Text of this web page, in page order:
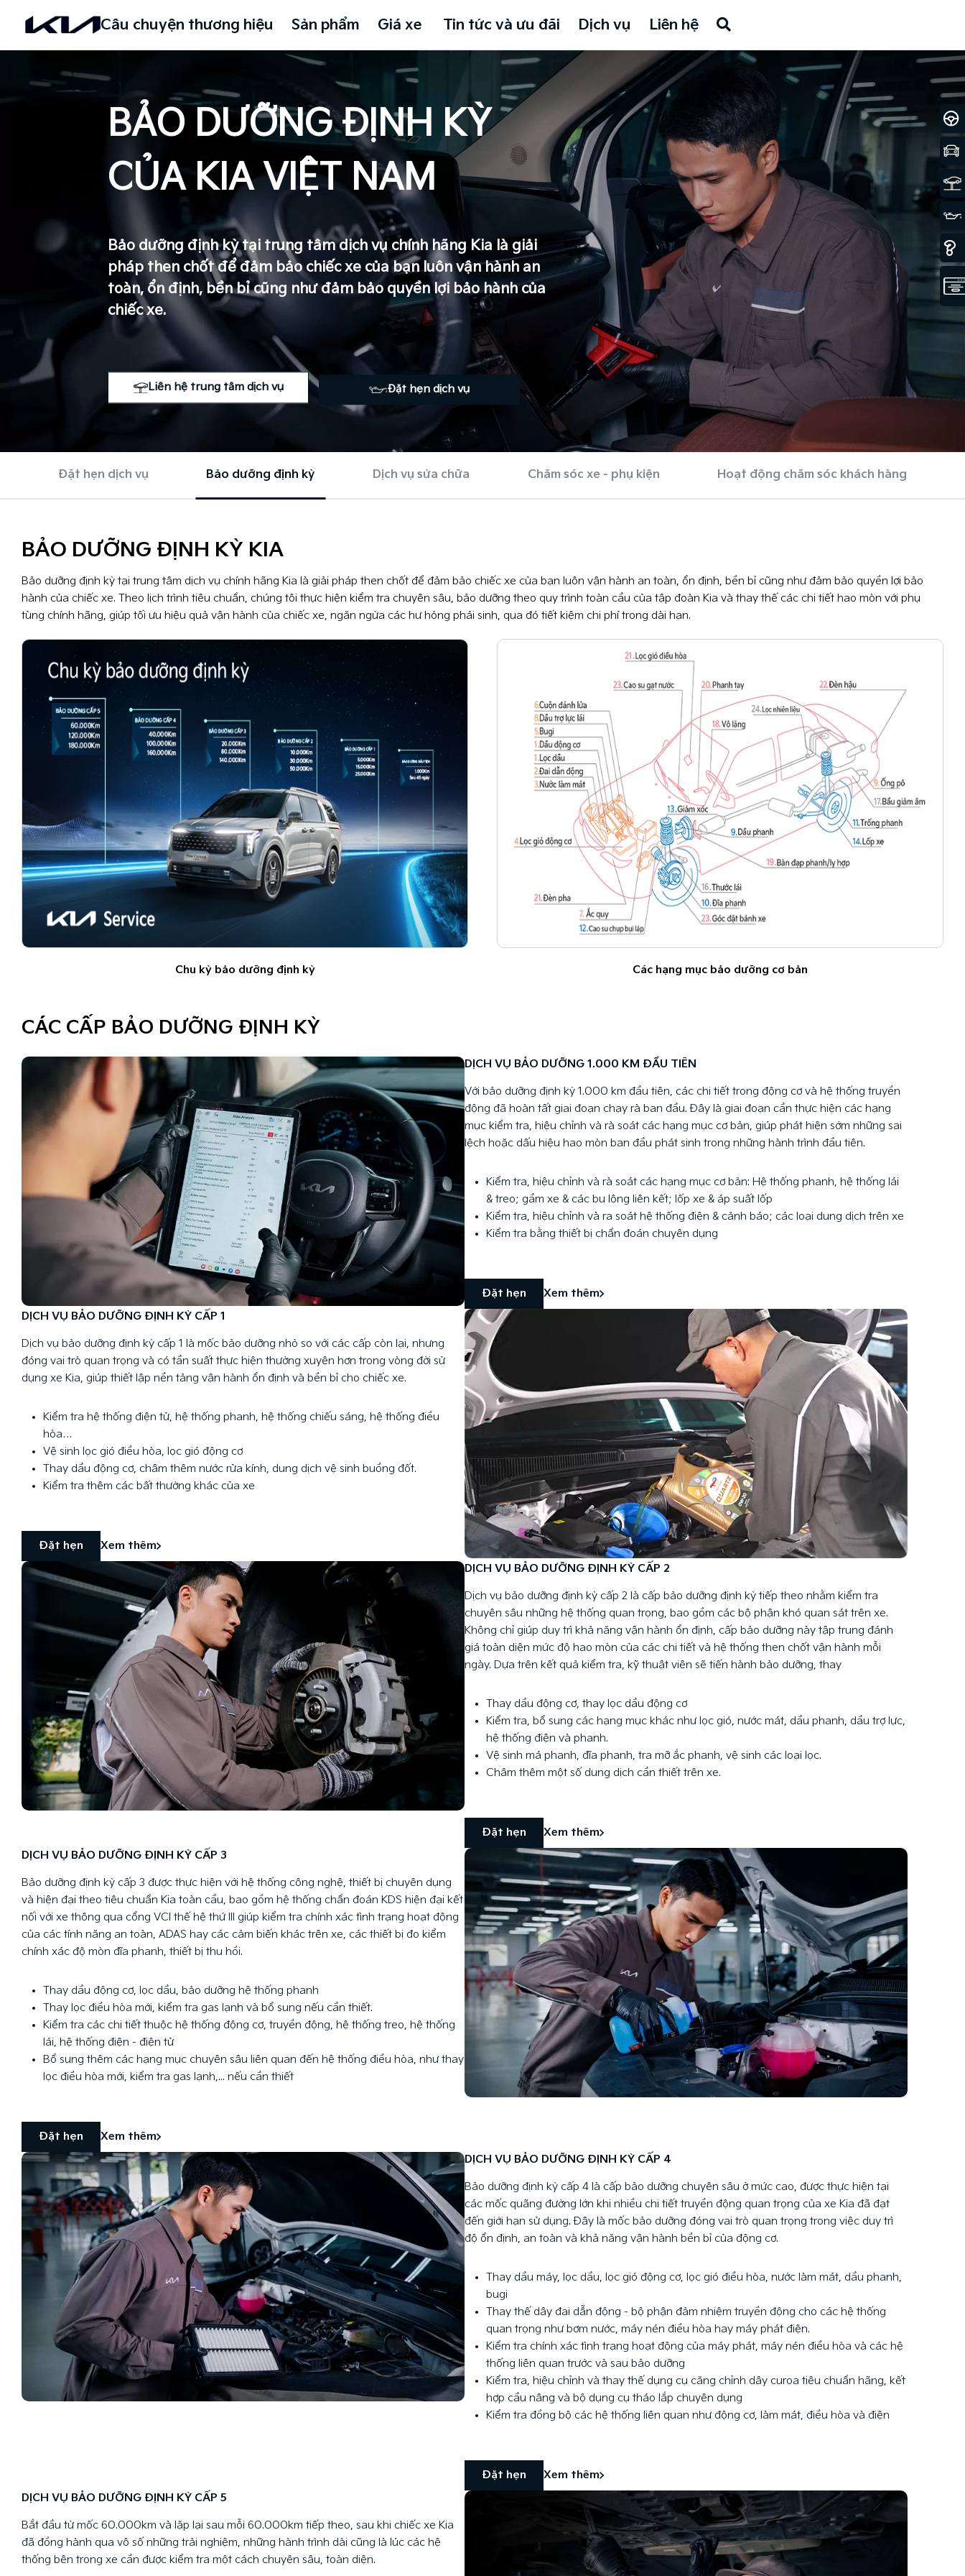
Câu chuyện thương hiệu Sản phẩm Giá xe Tin tức và ưu đãi Dịch vụ Liên hệ
BẢO DƯỠNG ĐỊNH KỲ
CỦA KIA VIỆT NAM
Bảo dưỡng định kỳ tại trung tâm dịch vụ chính hãng Kia là giải
pháp then chốt để đảm bảo chiếc xe của bạn luôn vận hành an
toàn, ổn định, bền bỉ cũng như đảm bảo quyền lợi bảo hành của
chiếc xe.
Liên hệ trung tâm dịch vụ Đặt hẹn dịch vụ
Đặt hẹn dịch vụ Bảo dưỡng định kỳ Dịch vụ sửa chữa Chăm sóc xe - phụ kiện Hoạt động chăm sóc khách hàng
BẢO DƯỠNG ĐỊNH KỲ KIA
Bảo dưỡng định kỳ tại trung tâm dịch vụ chính hãng Kia là giải pháp then chốt để đảm bảo chiếc xe của bạn luôn vận hành an toàn, ổn định, bền bỉ cũng như đảm bảo quyền lợi bảo
hành của chiếc xe. Theo lịch trình tiêu chuẩn, chúng tôi thực hiện kiểm tra chuyên sâu, bảo dưỡng theo quy trình toàn cầu của tập đoàn Kia và thay thế các chi tiết hao mòn với phụ
tùng chính hãng, giúp tối ưu hiệu quả vận hành của chiếc xe, ngăn ngừa các hư hỏng phái sinh, qua đó tiết kiệm chi phí trong dài hạn.
Chu kỳ bảo dưỡng định kỳ Các hạng mục bảo dưỡng cơ bản
CÁC CẤP BẢO DƯỠNG ĐỊNH KỲ
DỊCH VỤ BẢO DƯỠNG 1.000 KM ĐẦU TIÊN
Với bảo dưỡng định kỳ 1.000 km đầu tiên, các chi tiết trong động cơ và hệ thống truyền
động đã hoàn tất giai đoạn chạy rà ban đầu. Đây là giai đoạn cần thực hiện các hạng
mục kiểm tra, hiệu chỉnh và rà soát các hạng mục cơ bản, giúp phát hiện sớm những sai
lệch hoặc dấu hiệu hao mòn ban đầu phát sinh trong những hành trình đầu tiên.
Kiểm tra, hiệu chỉnh và rà soát các hạng mục cơ bản: Hệ thống phanh, hệ thống lái
& treo; gầm xe & các bu lông liên kết; lốp xe & áp suất lốp
Kiểm tra, hiệu chỉnh và ra soát hệ thống điện & cảnh báo; các loại dung dịch trên xe
Kiểm tra bằng thiết bị chẩn đoán chuyên dụng
Đặt hẹn
Xem thêm
DỊCH VỤ BẢO DƯỠNG ĐỊNH KỲ CẤP 1
Dịch vụ bảo dưỡng định kỳ cấp 1 là mốc bảo dưỡng nhỏ so với các cấp còn lại, nhưng
đóng vai trò quan trọng và có tần suất thực hiện thường xuyên hơn trong vòng đời sử
dụng xe Kia, giúp thiết lập nền tảng vận hành ổn định và bền bỉ cho chiếc xe.
Kiểm tra hệ thống điện tử, hệ thống phanh, hệ thống chiếu sáng, hệ thống điều
hòa…
Vệ sinh lọc gió điều hòa, lọc gió động cơ
Thay dầu động cơ, châm thêm nước rửa kính, dung dịch vệ sinh buồng đốt.
Kiểm tra thêm các bất thường khác của xe
Đặt hẹn
Xem thêm
DỊCH VỤ BẢO DƯỠNG ĐỊNH KỲ CẤP 2
Dịch vụ bảo dưỡng định kỳ cấp 2 là cấp bảo dưỡng định kỳ tiếp theo nhằm kiểm tra
chuyên sâu những hệ thống quan trọng, bao gồm các bộ phận khó quan sát trên xe.
Không chỉ giúp duy trì khả năng vận hành ổn định, cấp bảo dưỡng này tập trung đánh
giá toàn diện mức độ hao mòn của các chi tiết và hệ thống then chốt vận hành mỗi
ngày. Dựa trên kết quả kiểm tra, kỹ thuật viên sẽ tiến hành bảo dưỡng, thay
Thay dầu động cơ, thay lọc dầu động cơ
Kiểm tra, bổ sung các hạng mục khác như lọc gió, nước mát, dầu phanh, dầu trợ lực,
hệ thống điện và phanh.
Vệ sinh má phanh, đĩa phanh, tra mỡ ắc phanh, vệ sinh các loại lọc.
Châm thêm một số dung dịch cần thiết trên xe.
Đặt hẹn
Xem thêm
DỊCH VỤ BẢO DƯỠNG ĐỊNH KỲ CẤP 3
Bảo dưỡng định kỳ cấp 3 được thực hiện với hệ thống công nghệ, thiết bị chuyên dụng
và hiện đại theo tiêu chuẩn Kia toàn cầu, bao gồm hệ thống chẩn đoán KDS hiện đại kết
nối với xe thông qua cổng VCI thế hệ thứ III giúp kiểm tra chính xác tình trạng hoạt động
của các tính năng an toàn, ADAS hay các cảm biến khác trên xe, các thiết bị đo kiểm
chính xác độ mòn đĩa phanh, thiết bị thu hồi.
Thay dầu động cơ, lọc dầu, bảo dưỡng hệ thống phanh
Thay lọc điều hòa mới, kiểm tra gas lạnh và bổ sung nếu cần thiết.
Kiểm tra các chi tiết thuộc hệ thống động cơ, truyền động, hệ thống treo, hệ thống
lái, hệ thống điện - điện tử
Bổ sung thêm các hạng mục chuyên sâu liên quan đến hệ thống điều hòa, như thay
lọc điều hòa mới, kiểm tra gas lạnh,... nếu cần thiết
Đặt hẹn
Xem thêm
DỊCH VỤ BẢO DƯỠNG ĐỊNH KỲ CẤP 4
Bảo dưỡng định kỳ cấp 4 là cấp bảo dưỡng chuyên sâu ở mức cao, được thực hiện tại
các mốc quãng đường lớn khi nhiều chi tiết truyền động quan trọng của xe Kia đã đạt
đến giới hạn sử dụng. Đây là mốc bảo dưỡng đóng vai trò quan trọng trong việc duy trì
độ ổn định, an toàn và khả năng vận hành bền bỉ của động cơ.
Thay dầu máy, lọc dầu, lọc gió động cơ, lọc gió điều hòa, nước làm mát, dầu phanh,
bugi
Thay thế dây đai dẫn động - bộ phận đảm nhiệm truyền động cho các hệ thống
quan trọng như bơm nước, máy nén điều hòa hay máy phát điện.
Kiểm tra chính xác tình trạng hoạt động của máy phát, máy nén điều hòa và các hệ
thống liên quan trước và sau bảo dưỡng
Kiểm tra, hiệu chỉnh và thay thế dụng cụ căng chỉnh dây curoa tiêu chuẩn hãng, kết
hợp cầu nâng và bộ dụng cụ tháo lắp chuyên dụng
Kiểm tra đồng bộ các hệ thống liên quan như động cơ, làm mát, điều hòa và điện
Đặt hẹn
Xem thêm
DỊCH VỤ BẢO DƯỠNG ĐỊNH KỲ CẤP 5
Bắt đầu từ mốc 60.000km và lặp lại sau mỗi 60.000km tiếp theo, sau khi chiếc xe Kia
đã đồng hành qua vô số những trải nghiệm, những hành trình dài cũng là lúc các hệ
thống bên trong xe cần được kiểm tra một cách chuyên sâu, toàn diện.